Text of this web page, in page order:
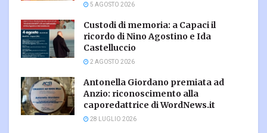
5 AGOSTO 2026
Custodi di memoria: a Capaci il
ricordo di Nino Agostino e Ida
Castelluccio
2 AGOSTO 2026
Antonella Giordano premiata ad
Anzio: riconoscimento alla
caporedattrice di WordNews.it
28 LUGLIO 2026